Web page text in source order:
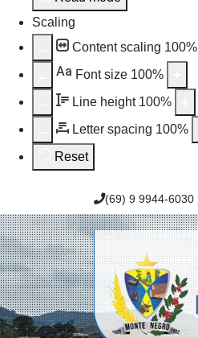
Scaling
Content scaling 100%
Aa Font size 100%
Line height 100%
Letter spacing 100%
Reset
(69) 9 9944-6030